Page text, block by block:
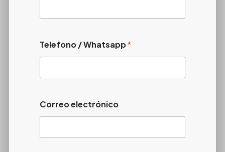
Telefono / Whatsapp*
Correo electrónico